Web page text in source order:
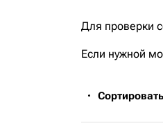
Для проверки
Если нужной